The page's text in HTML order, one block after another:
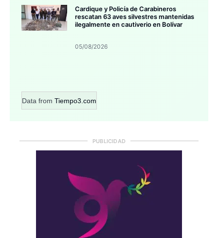
Cardique y Policía de Carabineros
rescatan 63 aves silvestres mantenidas
ilegalmente en cautiverio en Bolívar
05/08/2026
Data from Tiempo3.com
PUBLICIDAD